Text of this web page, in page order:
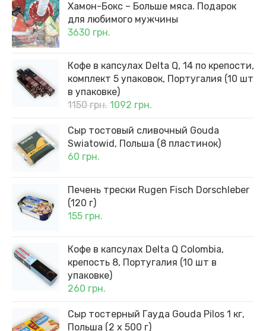
Хамон-Бокс – Больше мяса. Подарок
для любимого мужчины
3630 грн.
Кофе в капсулах Delta Q, 14 по крепости,
комплект 5 упаковок, Португалия (10 шт
в упаковке)
1150грн. Первоначальная
составляла
1150 грн..
1092 грн.
1092 грн..
Сыр тостовый сливочный Gouda
Swiatowid, Польша (8 пластинок)
60 грн.
Печень трески Rugen Fisch Dorschleber
(120 г)
155 грн.
Кофе в капсулах Delta Q Colombia,
крепость 8, Португалия (10 шт в
упаковке)
260 грн.
Сыр тостерный Гауда Gouda Pilos 1 кг,
Польша (2 х 500 г)